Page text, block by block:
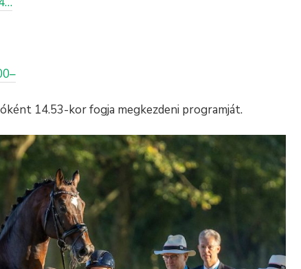
14.53-kor fogja megkezdeni programját.